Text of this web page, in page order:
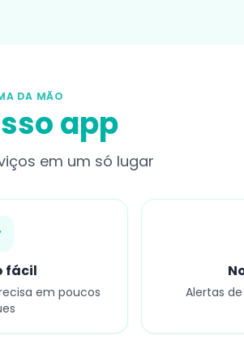
DA MÃO
app
em um só lugar
fácil
em poucos
Alertas